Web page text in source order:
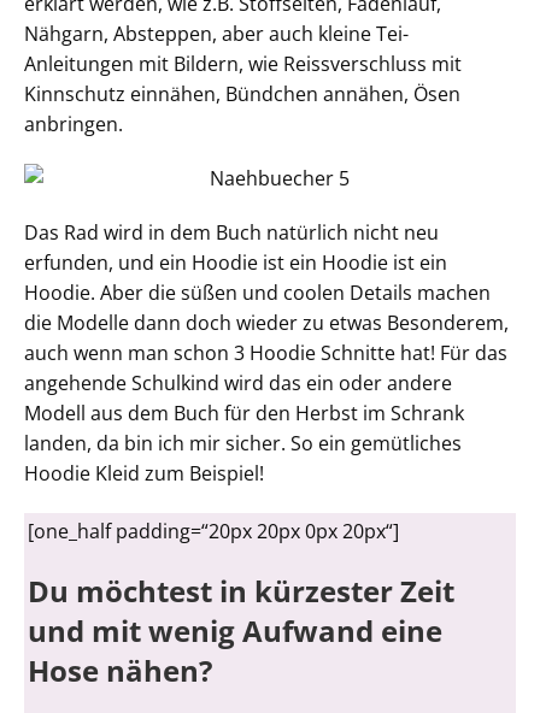
Nähgarn, Absteppen, aber auch kleine Tei-
Anleitungen mit Bildern, wie Reissverschluss mit
Kinnschutz einnähen, Bündchen annähen, Ösen
anbringen.
Das Rad wird in dem Buch natürlich nicht neu
erfunden, und ein Hoodie ist ein Hoodie ist ein
Hoodie. Aber die süßen und coolen Details machen
die Modelle dann doch wieder zu etwas Besonderem,
auch wenn man schon 3 Hoodie Schnitte hat! Für das
angehende Schulkind wird das ein oder andere
Modell aus dem Buch für den Herbst im Schrank
landen, da bin ich mir sicher. So ein gemütliches
Hoodie Kleid zum Beispiel!
[one_half padding=“20px 20px 0px 20px“]
Du möchtest in kürzester Zeit
und mit wenig Aufwand eine
Hose nähen?